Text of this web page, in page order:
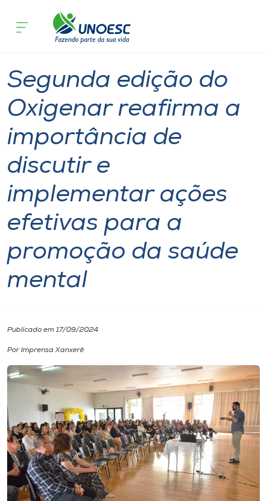
Cursos
Pesquisa
Atendimento ao Estudante
Portal de Ensino
Unoesc
Internacionalização
Diplomados
Cultura
Biblioteca
Editora
Notícia de evento
Segunda edição do
Oxigenar reafirma a
importância de
discutir e
implementar ações
efetivas para a
promoção da saúde
mental
Publicado em 17/09/2024
Por Imprensa Xanxerê